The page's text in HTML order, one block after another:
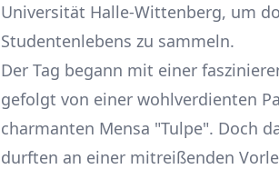
Universität Halle-Wittenberg, um
Studentenlebens zu sammeln.
Der Tag begann mit einer
gefolgt von einer wohlverdienten
charmanten Mensa "Tulpe". Doch
durften an einer mitreißenden